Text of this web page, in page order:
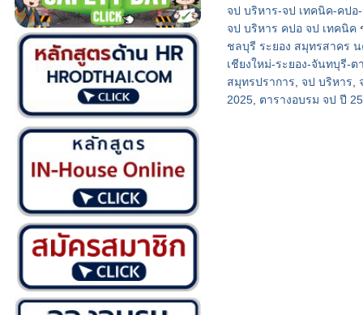
จป บริหาร-จป เทคนิค-คป
จป บริหาร คปอ จป เทคนิค
ชลบุรี ระยอง สมุทรสาคร
เชียงใหม่-ระยอง-จันทบุรี-
สมุทรปราการ
จป บริหาร
2025 ตารางอบรม จป ปี